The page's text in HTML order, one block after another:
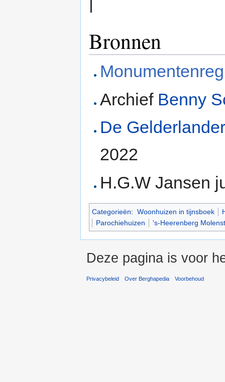
Bronnen
Archief Benny
De
2022
H.G.W Jansen
Categorieën: Woonhuizen in tijnsboek
Parochiehuizen
's-Heerenberg
Deze pagina is voor
Privacybeleid Over Berghapedia Voorbehoud